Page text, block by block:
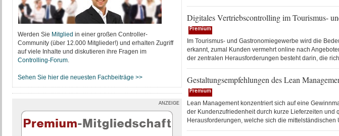
Digitales Vertriebscontrolling im Tourismus-
Premium
Im Tourismus- und Gastronomiegewerbe wird die
erkannt, zumal Kunden vermehrt online nach
der zentralen Herausforderungen besteht darin, die
Gestaltungsempfehlungen des Lean
Premium
Lean Management konzentriert sich auf eine
der Kundenzufriedenheit durch kurze Lieferzeiten und
Herausforderungen, welche sich die mittelständischen
Werden Sie Mitglied in einer großen Controller-
Community (über 12.000 Mitglieder!) und erhalten Zugriff
auf viele Inhalte und diskutieren ihre Fragen im
Controlling-Forum.
Sehen Sie hier die neuesten Fachbeiträge >>
ANZEIGE